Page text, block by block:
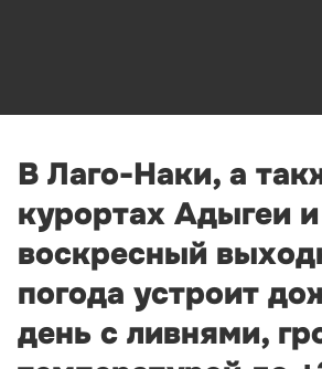
В Лаго-Наки, а
курортах Адыгеи
воскресный
погода устроит
день с ливнями,